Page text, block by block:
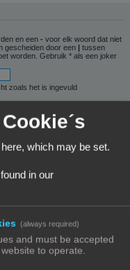
en een - voor elk woord dat niet
gescheiden door een
tussen
worden. Gebruik * als een joker
zoals het is ingevuld
Subforums worden automatisch
uitschakelt.
which may be set.
in our
(always required)
and must be accepted
to operate.